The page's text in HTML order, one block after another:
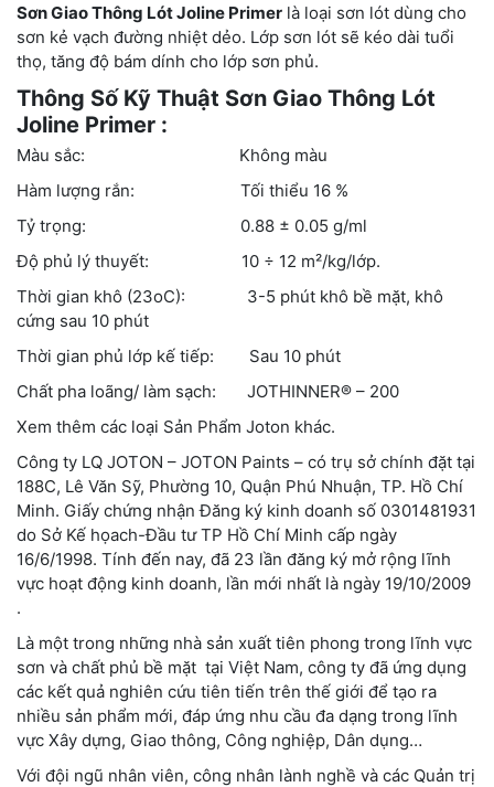
Sơn Giao Thông Lót Joline Primer là loại sơn lót dùng cho
sơn kẻ vạch đường nhiệt dẻo. Lớp sơn lót sẽ kéo dài tuổi
thọ, tăng độ bám dính cho lớp sơn phủ.
Thông Số Kỹ Thuật Sơn Giao Thông Lót
Joline Primer :
Màu sắc: Không màu
Hàm lượng rắn: Tối thiểu 16 %
Tỷ trọng: 0.88 ± 0.05 g/ml
Độ phủ lý thuyết: 10 ÷ 12 m²/kg/lớp.
Thời gian khô (23oC): 3-5 phút khô bề mặt, khô
cứng sau 10 phút
Thời gian phủ lớp kế tiếp: Sau 10 phút
Chất pha loãng/ làm sạch: JOTHINNER® – 200
Xem thêm các loại Sản Phẩm Joton khác.
Công ty LQ JOTON – JOTON Paints – có trụ sở chính đặt tại
188C, Lê Văn Sỹ, Phường 10, Quận Phú Nhuận, TP. Hồ Chí
Minh. Giấy chứng nhận Đăng ký kinh doanh số 0301481931
do Sở Kế họach-Đầu tư TP Hồ Chí Minh cấp ngày
16/6/1998. Tính đến nay, đã 23 lần đăng ký mở rộng lĩnh
vực hoạt động kinh doanh, lần mới nhất là ngày 19/10/2009
.
Là một trong những nhà sản xuất tiên phong trong lĩnh vực
sơn và chất phủ bề mặt tại Việt Nam, công ty đã ứng dụng
các kết quả nghiên cứu tiên tiến trên thế giới để tạo ra
nhiều sản phẩm mới, đáp ứng nhu cầu đa dạng trong lĩnh
vực Xây dựng, Giao thông, Công nghiệp, Dân dụng…
Với đội ngũ nhân viên, công nhân lành nghề và các Quản trị